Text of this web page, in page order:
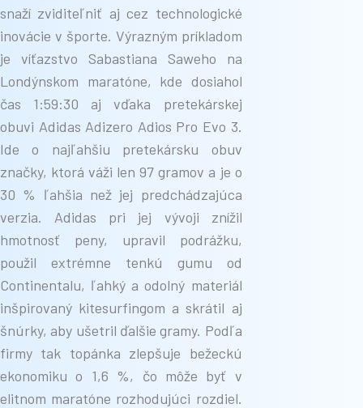
snaží zviditeľniť aj cez technologické
inovácie v športe. Výrazným príkladom
je víťazstvo Sabastiana Saweho na
Londýnskom maratóne, kde dosiahol
čas 1:59:30 aj vďaka pretekárskej
obuvi Adidas Adizero Adios Pro Evo 3.
Ide o najľahšiu pretekársku obuv
značky, ktorá váži len 97 gramov a je o
30 % ľahšia než jej predchádzajúca
verzia. Adidas pri jej vývoji znížil
hmotnosť peny, upravil podrážku,
použil extrémne tenkú gumu od
Continentalu, ľahký a odolný materiál
inšpirovaný kitesurfingom a skrátil aj
šnúrky, aby ušetril ďalšie gramy. Podľa
firmy tak topánka zlepšuje bežeckú
ekonomiku o 1,6 %, čo môže byť v
elitnom maratóne rozhodujúci rozdiel.